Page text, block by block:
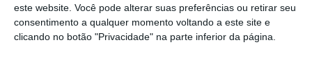
este website. Você pode alterar suas preferências ou retirar seu
consentimento a qualquer momento voltando a este site e
clicando no botão "Privacidade" na parte inferior da página.
tenha acesso a notícias exclusivas, à
opinião que conta, às reportagens e
especiais que mostram o outro lado da